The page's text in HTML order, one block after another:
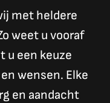
met heldere
weet u vooraf
u een keuze
wensen. Elke
en aandacht